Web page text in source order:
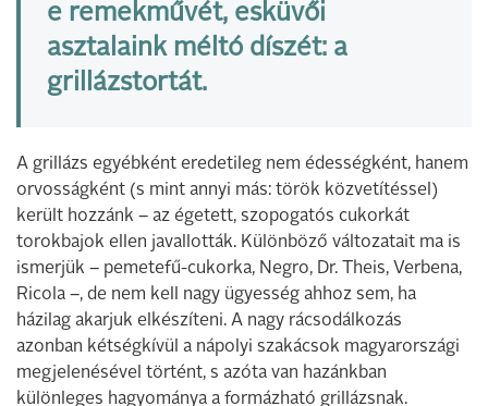
e remekművét, esküvői
asztalaink méltó díszét: a
grillázstortát.
A grillázs egyébként eredetileg nem édességként, hanem
orvosságként (s mint annyi más: török közvetítéssel)
került hozzánk – az égetett, szopogatós cukorkát
torokbajok ellen javallották. Különböző változatait ma is
ismerjük – pemetefű-cukorka, Negro, Dr. Theis, Verbena,
Ricola –, de nem kell nagy ügyesség ahhoz sem, ha
házilag akarjuk elkészíteni. A nagy rácsodálkozás
azonban kétségkívül a nápolyi szakácsok magyarországi
megjelenésével történt, s azóta van hazánkban
különleges hagyománya a formázható grillázsnak.